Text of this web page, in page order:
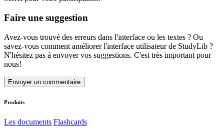
Faire une suggestion
Avez-vous trouvé des erreurs dans l'interface ou les textes ? Ou
savez-vous comment améliorer l'interface utilisateur de StudyLib ?
N'hésitez pas à envoyer vos suggestions. C'est très important pour
nous!
Envoyer un commentaire
Produits
Les documents Flashcards